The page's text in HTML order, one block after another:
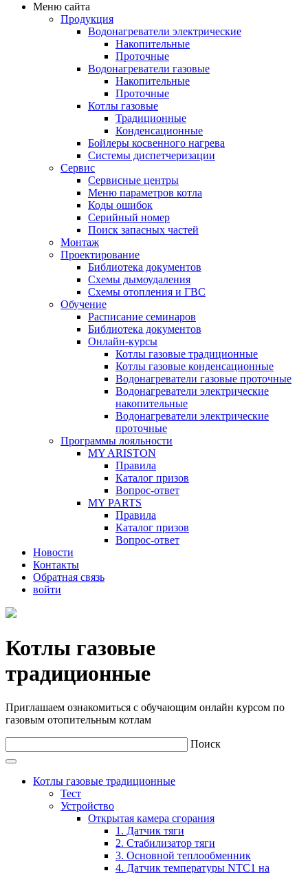
Меню сайта
Продукция
Водонагреватели электрические
Накопительные
Проточные
Водонагреватели газовые
Накопительные
Проточные
Котлы газовые
Традиционные
Конденсационные
Бойлеры косвенного нагрева
Системы диспетчеризации
Сервис
Сервисные центры
Меню параметров котла
Коды ошибок
Серийный номер
Поиск запасных частей
Монтаж
Проектирование
Библиотека документов
Схемы дымоудаления
Схемы отопления и ГВС
Обучение
Расписание семинаров
Библиотека документов
Онлайн-курсы
Котлы газовые традиционные
Котлы газовые конденсационные
Водонагреватели газовые проточные
Водонагреватели электрические
накопительные
Водонагреватели электрические
проточные
Программы лояльности
MY ARISTON
Правила
Каталог призов
Вопрос-ответ
MY PARTS
Правила
Каталог призов
Вопрос-ответ
Новости
Контакты
Обратная связь
войти
Котлы газовые
традиционные
Приглашаем ознакомиться с обучающим онлайн курсом по
газовым отопительным котлам
Поиск
Котлы газовые традиционные
Тест
Устройство
Открытая камера сгорания
1. Датчик тяги
2. Стабилизатор тяги
3. Основной теплообменник
4. Датчик температуры NTC1 на